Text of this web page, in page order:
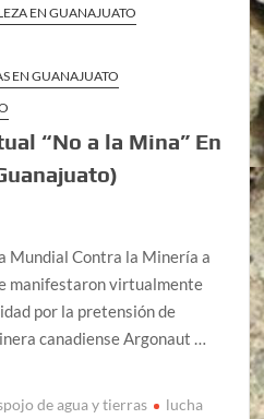
EN GUANAJUATO
EN GUANAJUATO
“No a la Mina” En
Mundial Contra la Minería a
manifestaron virtualmente
por la pretensión de
canadiense Argonaut …
de agua y tierras
lucha